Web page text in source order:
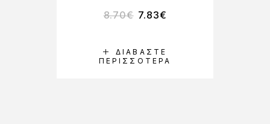
ΔΙΑΒΆΣΤΕ
ΠΕΡΙΣΣΌΤΕΡΑ
8.70€ 7.83€